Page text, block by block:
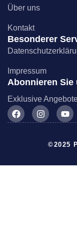
Über uns
Kontakt
Besonderer
Impressum
Abonnieren Sie
Exklusive
©2025